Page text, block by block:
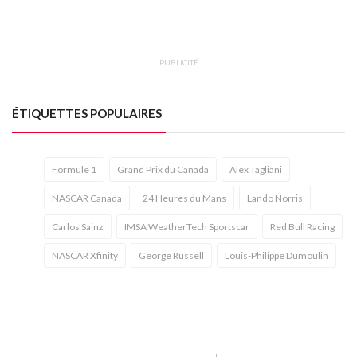
PUBLICITÉ
ÉTIQUETTES POPULAIRES
Formule 1 Grand Prix du Canada Alex Tagliani
NASCAR Canada 24 Heures du Mans Lando Norris
Carlos Sainz IMSA WeatherTech Sportscar Red Bull Racing
NASCAR Xfinity George Russell Louis-Philippe Dumoulin